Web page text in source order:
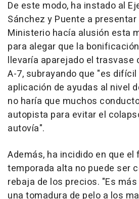
De este modo, ha instado al
Sánchez y Puente a
Ministerio hacía alusión esta
para alegar que la
llevaría aparejado el trasvase
A-7, subrayando que "es
aplicación de ayudas al nivel
no haría que muchos
autopista para evitar el
autovía".
Además, ha incidido en que el
temporada alta no puede ser
rebaja de los precios. "Es
una tomadura de pelo a los